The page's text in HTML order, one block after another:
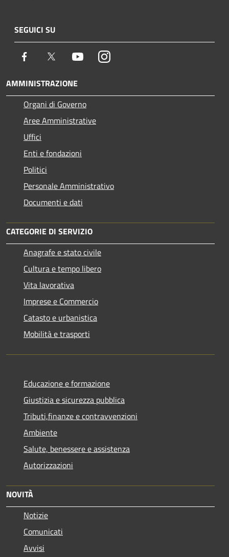
SEGUICI SU
Facebook Twitter YoutubeInstagram
AMMINISTRAZIONE
Organi di Governo
Aree Amministrative
Uffici
Enti e fondazioni
Politici
Personale Amministrativo
Documenti e dati
CATEGORIE DI SERVIZIO
Anagrafe e stato civile
Cultura e tempo libero
Vita lavorativa
Imprese e Commercio
Catasto e urbanistica
Mobilità e trasporti
Educazione e formazione
Giustizia e sicurezza pubblica
Tributi,finanze e contravvenzioni
Ambiente
Salute, benessere e assistenza
Autorizzazioni
NOVITÀ
Notizie
Comunicati
Avvisi